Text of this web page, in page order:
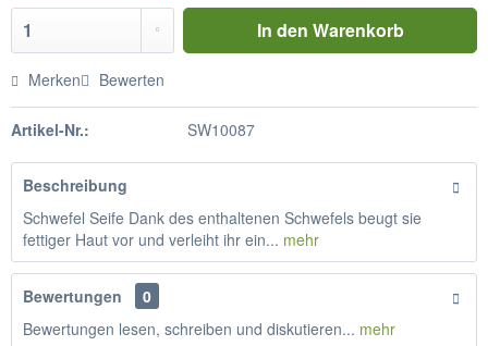
In den Warenkorb
Merken Bewerten
Artikel-Nr.: SW10087
Beschreibung
Schwefel Seife Dank des enthaltenen Schwefels beugt sie
fettiger Haut vor und verleiht ihr ein... mehr
Bewertungen
0
Bewertungen lesen, schreiben und diskutieren... mehr